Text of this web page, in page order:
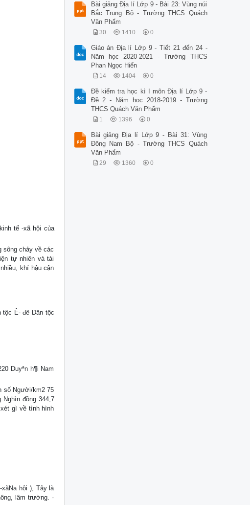
tế -xã hội của
sông chảy về các
tự nhiên và tài
khí hậu cận
tộc Ê- đê Dân tộc
Duyªn h¶i Nam
số Người/km2 75
đồng 344,7
gì về tình hình
hội ), Tây là
lâm trường. -
Bài giảng Địa lí Lớp 9 - Bài 23: Vùng núi
Bắc Trung Bộ - Trường THCS Quách
Văn Phẩm
30 1410 0
Giáo án Địa lí Lớp 9 - Tiết 21 đến 24 -
Năm học 2020-2021 - Trường THCS
Phan Ngọc Hiển
14 1404 0
Đề kiểm tra học kì I môn Địa lí Lớp 9 -
Đề 2 - Năm học 2018-2019 - Trường
THCS Quách Văn Phẩm
1 1396 0
Bài giảng Địa lí Lớp 9 - Bài 31: Vùng
Đông Nam Bộ - Trường THCS Quách
Văn Phẩm
29 1360 0